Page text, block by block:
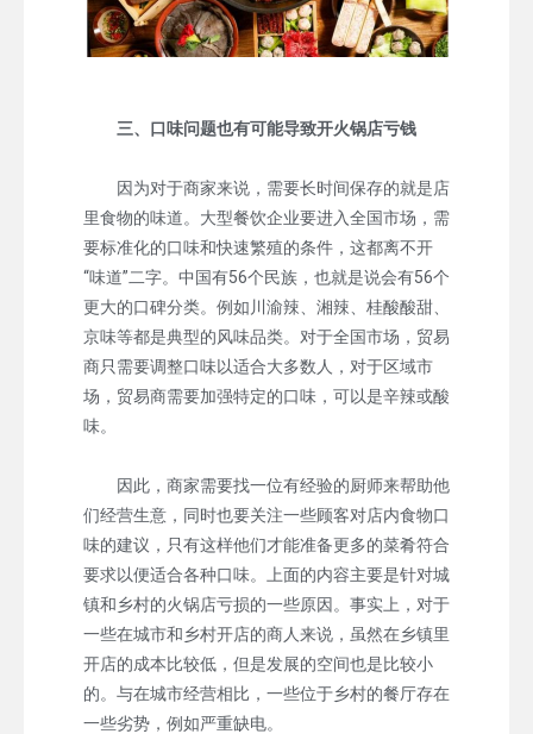
三、口味问题也有可能导致开火锅店亏钱
因为对于商家来说，需要长时间保存的就是店
里食物的味道。大型餐饮企业要进入全国市场，需
要标准化的口味和快速繁殖的条件，这都离不开
“味道”二字。中国有56个民族，也就是说会有56个
更大的口碑分类。例如川渝辣、湘辣、桂酸酸甜、
京味等都是典型的风味品类。对于全国市场，贸易
商只需要调整口味以适合大多数人，对于区域市
场，贸易商需要加强特定的口味，可以是辛辣或酸
味。
因此，商家需要找一位有经验的厨师来帮助他
们经营生意，同时也要关注一些顾客对店内食物口
味的建议，只有这样他们才能准备更多的菜肴符合
要求以便适合各种口味。上面的内容主要是针对城
镇和乡村的火锅店亏损的一些原因。事实上，对于
一些在城市和乡村开店的商人来说，虽然在乡镇里
开店的成本比较低，但是发展的空间也是比较小
的。与在城市经营相比，一些位于乡村的餐厅存在
一些劣势，例如严重缺电。